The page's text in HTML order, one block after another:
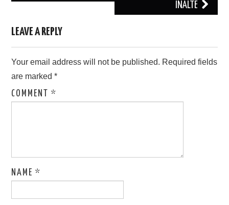
INALTE
LEAVE A REPLY
Your email address will not be published. Required fields
are marked*
COMMENT*
NAME*